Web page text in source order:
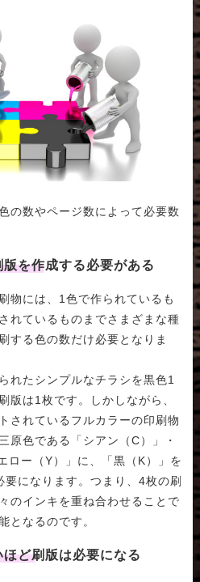
の数やページ数によって必要数
を作成する必要がある
物には、1色で作られているも
れているものまでさまざまな種
する色の数だけ必要となりま
れたシンプルなチラシを黒色1
版は1枚です。しかしながら、
されているフルカラーの印刷物
原色である「シアン（C）」・
ロー（Y）」に、「黒（K）」を
要になります。つまり、4枚の刷
のインキを重ね合わせることで
となるのです。
ど刷版は必要になる